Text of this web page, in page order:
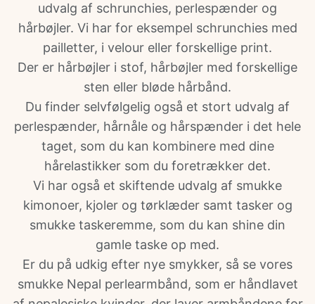
udvalg af schrunchies, perlespænder og
hårbøjler. Vi har for eksempel schrunchies med
pailletter, i velour eller forskellige print.
Der er hårbøjler i stof, hårbøjler med forskellige
sten eller bløde hårbånd.
Du finder selvfølgelig også et stort udvalg af
perlespænder, hårnåle og hårspænder i det hele
taget, som du kan kombinere med dine
hårelastikker som du foretrækker det.
Vi har også et skiftende udvalg af smukke
kimonoer, kjoler og tørklæder samt tasker og
smukke taskeremme, som du kan shine din
gamle taske op med.
Er du på udkig efter nye smykker, så se vores
smukke Nepal perlearmbånd, som er håndlavet